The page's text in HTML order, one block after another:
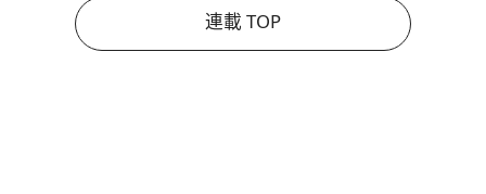
連載 TOP